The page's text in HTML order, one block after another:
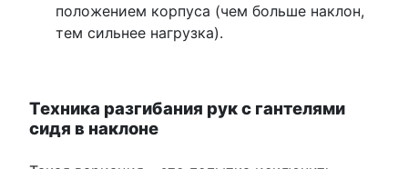
положением корпуса (чем больше наклон,
тем сильнее нагрузка).
Техника разгибания рук с гантелями
сидя в наклоне